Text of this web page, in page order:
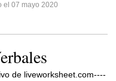
el 07 mayo 2020
de liveworksheet.com----